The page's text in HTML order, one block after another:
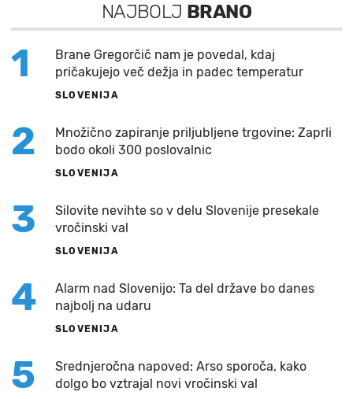
NAJBOLJ BRANO
1
Brane Gregorčič nam je povedal, kdaj
pričakujejo več dežja in padec temperatur
SLOVENIJA
2
Množično zapiranje priljubljene trgovine: Zaprli
bodo okoli 300 poslovalnic
SLOVENIJA
3
Silovite nevihte so v delu Slovenije presekale
vročinski val
SLOVENIJA
4
Alarm nad Slovenijo: Ta del države bo danes
najbolj na udaru
SLOVENIJA
5
Srednjeročna napoved: Arso sporoča, kako
dolgo bo vztrajal novi vročinski val